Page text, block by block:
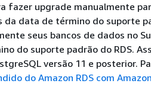
fazer upgrade manualmente
data de término do suporte
seus bancos de dados no
do suporte padrão do RDS.
versão 11 e posterior.
do Amazon RDS com